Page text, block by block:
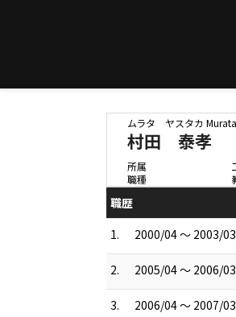
ムラタ ヤスタカ
村田 泰孝
所属
職種
職歴
1.
2000/04 ～ 2003/03
2. 2005/04 ～ 2006/03
3. 2006/04 ～ 2007/03